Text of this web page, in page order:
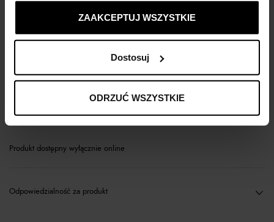
ustawienia prywatności.
ZAAKCEPTUJ WSZYSTKIE
Dostosuj
ODRZUĆ WSZYSTKIE
Opis produktu
Produkt dostępny wyłącznie online
Odpowiedzialność za produkt